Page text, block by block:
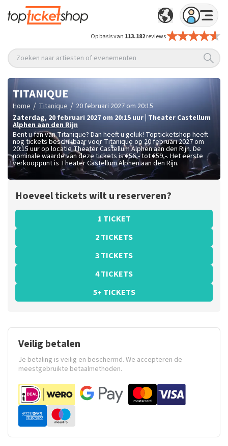
Op basis van 113.182reviews
Zoeken naar artiesten of evenementen
TITANIQUE
Home / Titanique / 20 februari 2027 om 20:15
zaterdag, 20 februari 2027 om 20:15 uur Theater Castellum
Alphen aan den Rijn
Bent u fan van Titanique? Dan heeft u geluk! Topticketshop heeft
nog tickets beschikbaar voor Titanique op 20 februari 2027 om
20:15 uur op locatie Theater Castellum Alphen aan den Rijn. De
nominale waarde van deze tickets is€56,- tot €59,-. Het eerste
verkooppunt is Theater Castellum Alphen aan den Rijn.
Hoeveel tickets wilt u reserveren?
1 TICKET
2 TICKETS
3 TICKETS
4 TICKETS
5+ TICKETS
Veilig betalen
Je betaling is veilig en beschermd. We accepteren de
meestgebruikte betaalmethoden.